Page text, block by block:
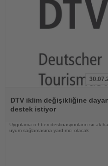
Oku
DTV iklim değişikliğine
destek istiyor
Uygulama rehberi destinasyonların sıcak
uyum sağlamasına yardımcı olacak